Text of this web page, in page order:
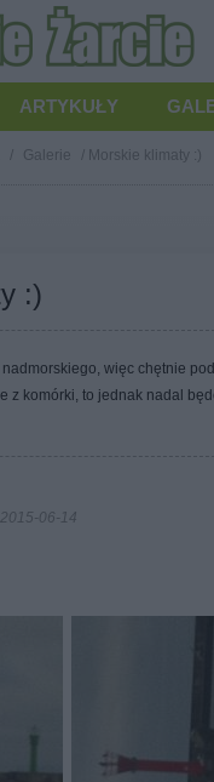
ARTYKUŁY
/ Galerie / Morskie klimaty :)
:)
więc chętnie
z komórki, to jednak nadal
2015-06-14